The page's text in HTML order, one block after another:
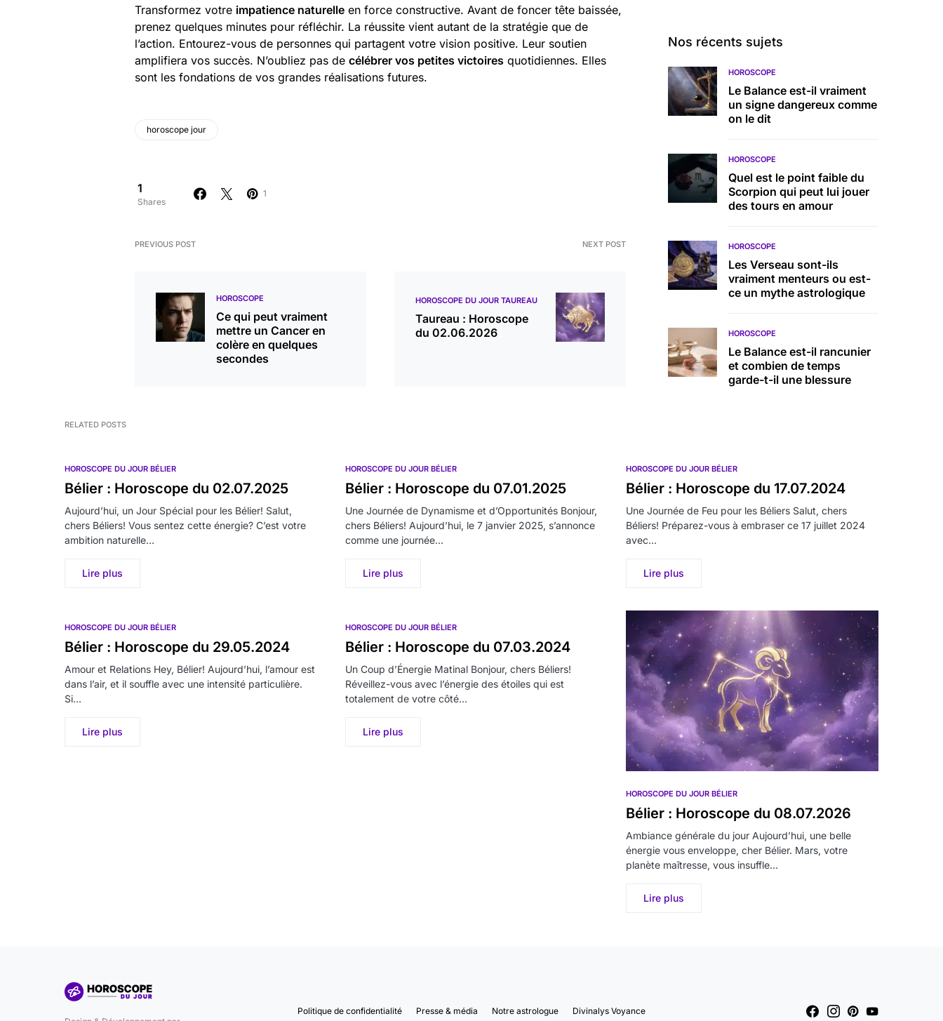
Transformez votre impatience naturelle en force constructive. Avant de foncer tête baissée,
prenez quelques minutes pour réfléchir. La réussite vient autant de la stratégie que de
l’action. Entourez-vous de personnes qui partagent votre vision positive. Leur soutien
amplifiera vos succès. N’oubliez pas de célébrer vos petites victoires quotidiennes. Elles
sont les fondations de vos grandes réalisations futures.
horoscope jour
1
Shares
1
PREVIOUS POST
HOROSCOPE
Ce qui peut vraiment
mettre un Cancer en
colère en quelques
secondes
NEXT POST
HOROSCOPE DU JOUR TAUREAU
Taureau : Horoscope
du 02.06.2026
Nos récents sujets
HOROSCOPE
Le Balance est-il vraiment
un signe dangereux comme
on le dit
HOROSCOPE
Quel est le point faible du
Scorpion qui peut lui jouer
des tours en amour
HOROSCOPE
Les Verseau sont-ils
vraiment menteurs ou est-
ce un mythe astrologique
HOROSCOPE
Le Balance est-il rancunier
et combien de temps
garde-t-il une blessure
RELATED POSTS
HOROSCOPE DU JOUR BÉLIER
Bélier : Horoscope du 02.07.2025
Aujourd’hui, un Jour Spécial pour les Bélier! Salut,
chers Béliers! Vous sentez cette énergie? C’est votre
ambition naturelle…
Lire plus
HOROSCOPE DU JOUR BÉLIER
Bélier : Horoscope du 07.01.2025
Une Journée de Dynamisme et d’Opportunités Bonjour,
chers Béliers! Aujourd’hui, le 7 janvier 2025, s’annonce
comme une journée…
Lire plus
HOROSCOPE DU JOUR BÉLIER
Bélier : Horoscope du 17.07.2024
Une Journée de Feu pour les Béliers Salut, chers
Béliers! Préparez-vous à embraser ce 17 juillet 2024
avec…
Lire plus
HOROSCOPE DU JOUR BÉLIER
Bélier : Horoscope du 29.05.2024
Amour et Relations Hey, Bélier! Aujourd’hui, l’amour est
dans l’air, et il souffle avec une intensité particulière.
Si…
Lire plus
HOROSCOPE DU JOUR BÉLIER
Bélier : Horoscope du 07.03.2024
Un Coup d’Énergie Matinal Bonjour, chers Béliers!
Réveillez-vous avec l’énergie des étoiles qui est
totalement de votre côté…
Lire plus
HOROSCOPE DU JOUR BÉLIER
Bélier : Horoscope du 08.07.2026
Ambiance générale du jour Aujourd’hui, une belle
énergie vous enveloppe, cher Bélier. Mars, votre
planète maîtresse, vous insuffle…
Lire plus
Politique de confidentialité Presse & média Notre astrologue Divinalys Voyance